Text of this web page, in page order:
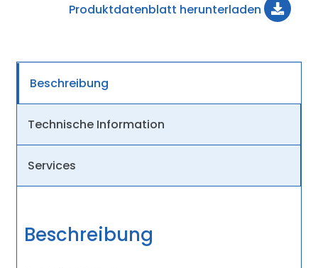
Produktdatenblatt herunterladen
Beschreibung
Technische Information
Services
Beschreibung